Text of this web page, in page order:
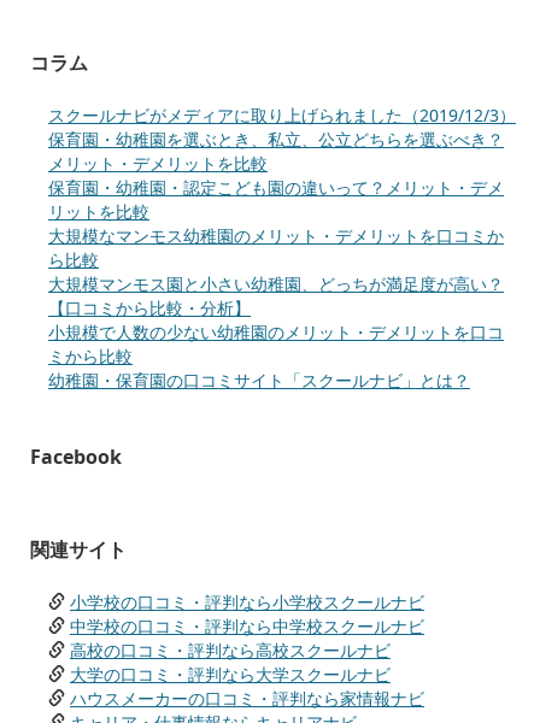
コラム
スクールナビがメディアに取り上げられました（2019/12/3）
保育園・幼稚園を選ぶとき、私立、公立どちらを選ぶべき？
メリット・デメリットを比較
保育園・幼稚園・認定こども園の違いって？メリット・デメ
リットを比較
大規模なマンモス幼稚園のメリット・デメリットを口コミか
ら比較
大規模マンモス園と小さい幼稚園、どっちが満足度が高い？
【口コミから比較・分析】
小規模で人数の少ない幼稚園のメリット・デメリットを口コ
ミから比較
幼稚園・保育園の口コミサイト「スクールナビ」とは？
Facebook
関連サイト
小学校の口コミ・評判なら小学校スクールナビ
中学校の口コミ・評判なら中学校スクールナビ
高校の口コミ・評判なら高校スクールナビ
大学の口コミ・評判なら大学スクールナビ
ハウスメーカーの口コミ・評判なら家情報ナビ